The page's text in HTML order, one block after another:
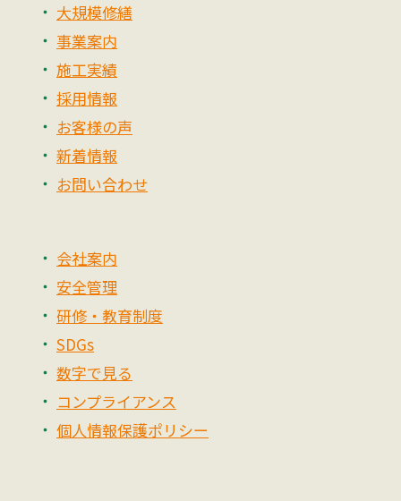
大規模修繕
事業案内
施工実績
採用情報
お客様の声
新着情報
お問い合わせ
会社案内
安全管理
研修・教育制度
SDGs
数字で見る
コンプライアンス
個人情報保護ポリシー